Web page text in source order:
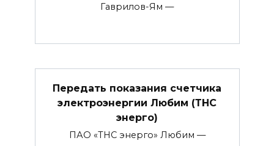
Гаврилов-Ям —
Передать показания счетчика
электроэнергии Любим (ТНС
энерго)
ПАО «ТНС энерго» Любим —